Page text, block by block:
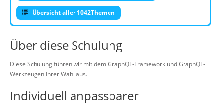
Übersicht aller 1042Themen
Über diese Schulung
Diese Schulung führen wir mit dem GraphQL-Framework und GraphQL-
Werkzeugen Ihrer Wahl aus.
Individuell anpassbarer